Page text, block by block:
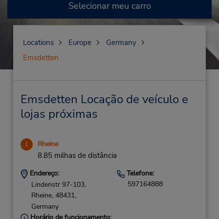
Selecionar meu carro
Locations Europe
Germany
Emsdetten
Emsdetten Locação de veículo e
lojas próximas
1 Rheine
8.85 milhas de distância
Endereço:
Lindenstr 97-103,
Rheine, 48431,
Germany
Telefone:
597164888